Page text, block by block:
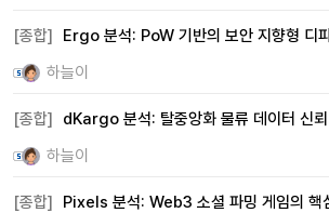
[종합]
Ergo 분석: PoW 기반의 보안 지향형 디
하늘이
[종합]
dKargo 분석: 탈중앙화 물류 데이터 신
하늘이
[종합]
Pixels 분석: Web3 소셜 파밍 게임의 핵